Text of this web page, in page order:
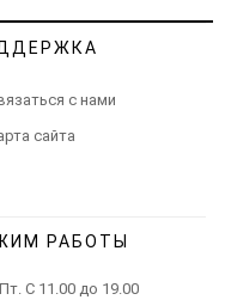
с нами
сайта
РАБОТЫ
С 11.00 до 19.00